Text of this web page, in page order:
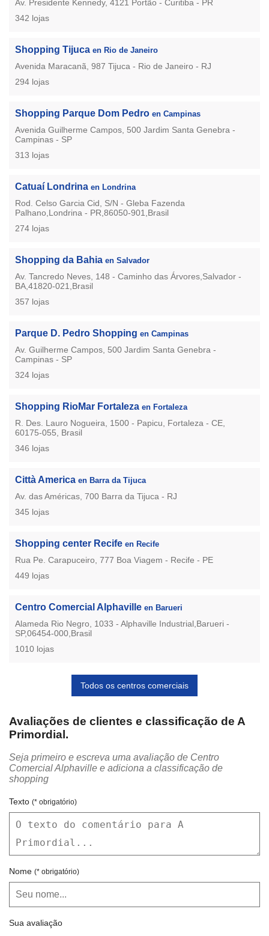
Av. Presidente Kennedy, 4121 Portão - Curitiba - PR
342 lojas
Shopping Tijuca en Rio de Janeiro
Avenida Maracanã, 987 Tijuca - Rio de Janeiro - RJ
294 lojas
Shopping Parque Dom Pedro en Campinas
Avenida Guilherme Campos, 500 Jardim Santa Genebra -
Campinas - SP
313 lojas
Catuaí Londrina en Londrina
Rod. Celso Garcia Cid, S/N - Gleba Fazenda
Palhano,Londrina - PR,86050-901,Brasil
274 lojas
Shopping da Bahia en Salvador
Av. Tancredo Neves, 148 - Caminho das Árvores,Salvador -
BA,41820-021,Brasil
357 lojas
Parque D. Pedro Shopping en Campinas
Av. Guilherme Campos, 500 Jardim Santa Genebra -
Campinas - SP
324 lojas
Shopping RioMar Fortaleza en Fortaleza
R. Des. Lauro Nogueira, 1500 - Papicu, Fortaleza - CE,
60175-055, Brasil
346 lojas
Città America en Barra da Tijuca
Av. das Américas, 700 Barra da Tijuca - RJ
345 lojas
Shopping center Recife en Recife
Rua Pe. Carapuceiro, 777 Boa Viagem - Recife - PE
449 lojas
Centro Comercial Alphaville en Barueri
Alameda Rio Negro, 1033 - Alphaville Industrial,Barueri -
SP,06454-000,Brasil
1010 lojas
Todos os centros comerciais
Avaliações de clientes e classificação de A
Primordial.
Seja primeiro e escreva uma avaliação de Centro
Comercial Alphaville e adiciona a classificação de
shopping
Texto (* obrigatório)
Nome (* obrigatório)
Sua avaliação